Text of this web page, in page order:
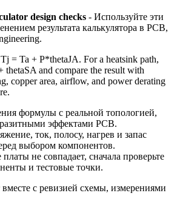
0.042
0.160
0.040
design checks - Используйте эти
результата калькулятора в PCB,
= Ta + P*thetaJA. For a heatsink path,
thetaSA and compare the result with
copper area, airflow, and power derating
формулы с реальной топологией,
эффектами PCB.
ток, полосу, нагрев и запас
выбором компонентов.
не совпадает, сначала проверьте
и тестовые точки.
вместе с ревизией схемы, измерениями